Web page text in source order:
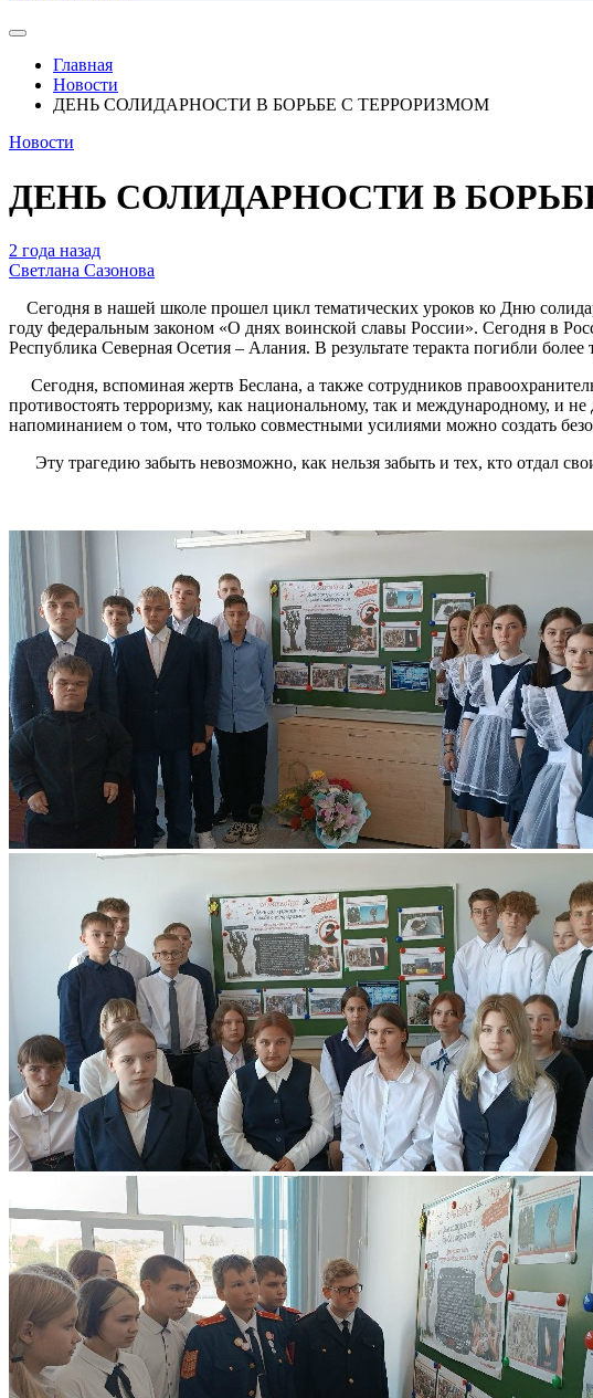
Главная
Новости
ДЕНЬ СОЛИДАРНОСТИ В БОРЬБЕ С ТЕРРОРИЗМОМ
Новости
ДЕНЬ СОЛИДАРНОСТИ В
2 года назад
Светлана Сазонова
Сегодня в нашей школе прошел цикл тематических уроков ко Дню
году федеральным законом «О днях воинской славы России». Сегодня в
Республика Северная Осетия – Алания. В результате теракта погибли более
Сегодня, вспоминая жертв Беслана, а также сотрудников
противостоять терроризму, как национальному, так и международному, и
напоминанием о том, что только совместными усилиями можно создать
Эту трагедию забыть невозможно, как нельзя забыть и тех, кто отдал